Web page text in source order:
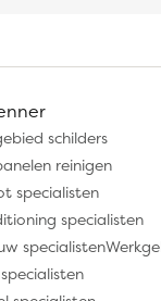
schilders
reinigen
specialisten
specialisten
specialisten